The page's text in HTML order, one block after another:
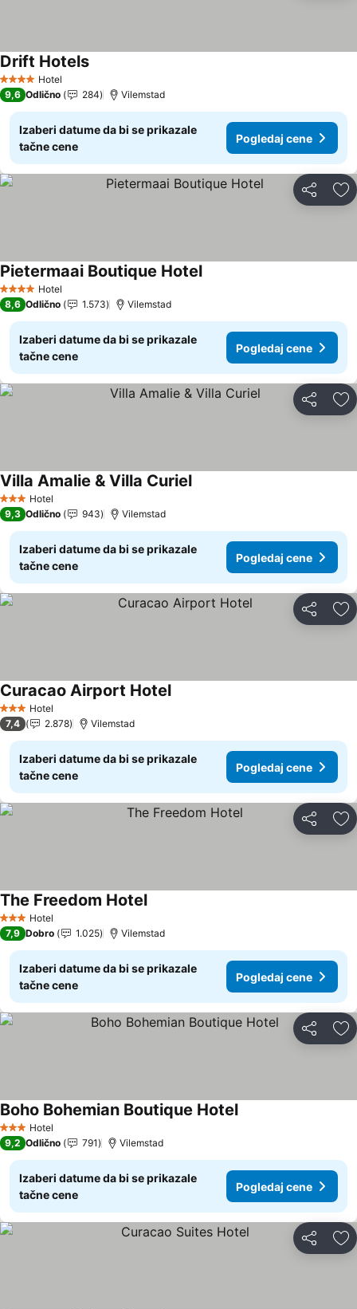
4 ZvezdiceHotel
Drift HotelsPogledaj cene
9,6 Odlično 284 Vilemstad
Izaberi datume da bi se prikazale
tačne cene
Pogledaj cene
Deli
4 ZvezdiceHotel
Pietermaai Boutique HotelPogledaj cene
8,6 Odlično 1.573 Vilemstad
Izaberi datume da bi se prikazale
tačne cene
Pogledaj cene
Deli
3 Zvezdice
Hotel
Villa Amalie & Villa CurielPogledaj cene
9,3 Odlično 943 Vilemstad
Izaberi datume da bi se prikazale
tačne cene
Pogledaj cene
Deli
3 Zvezdice
Hotel
Curacao Airport HotelPogledaj cene
7,4 2.878 Vilemstad
Izaberi datume da bi se prikazale
tačne cene
Pogledaj cene
Deli
3 Zvezdice
Hotel
The Freedom HotelPogledaj cene
7,9 Dobro 1.025 Vilemstad
Izaberi datume da bi se prikazale
tačne cene
Pogledaj cene
Deli
3 Zvezdice
Hotel
Boho Bohemian Boutique HotelPogledaj cene
9,2 Odlično 791 Vilemstad
Izaberi datume da bi se prikazale
tačne cene
Pogledaj cene
Deli